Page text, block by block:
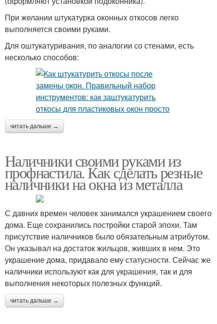
При желании штукатурка оконных откосов легко
выполняется своими руками.
Для оштукатуривания, по аналогии со стенами, есть
несколько способов:
читать дальше →
Наличники своими руками из
профнастила. Как сделать резные
наличники на окна из металла
С давних времен человек занимался украшением своего
дома. Еще сохранились постройки старой эпохи. Там
присутствие наличников было обязательным атрибутом.
Он указывал на достаток жильцов, живших в нем. Это
украшение дома, придавало ему статусности. Сейчас же
наличники используют как для украшения, так и для
выполнения некоторых полезных функций.
читать дальше →